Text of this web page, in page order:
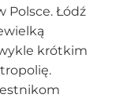
Polsce. Łódź
krótkim